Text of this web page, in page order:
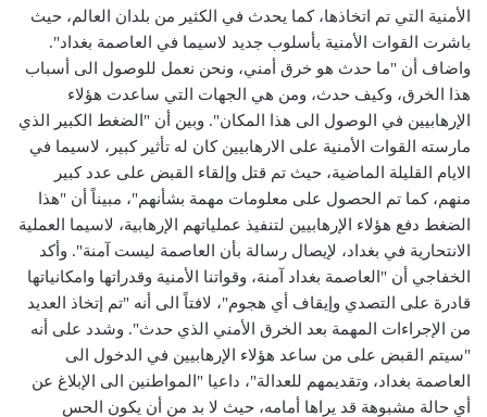
الأمنية التي تم اتخاذها، كما يحدث في الكثير من بلدان العالم، حيث
باشرت القوات الأمنية بأسلوب جديد لاسيما في العاصمة بغداد".
واضاف أن "ما حدث هو خرق أمني، ونحن نعمل للوصول الى أسباب
هذا الخرق، وكيف حدث، ومن هي الجهات التي ساعدت هؤلاء
الإرهابيين في الوصول الى هذا المكان". وبين أن "الضغط الكبير الذي
مارسته القوات الأمنية على الارهابيين كان له تأثير كبير، لاسيما في
الايام القليلة الماضية، حيث تم قتل وإلقاء القبض على عدد كبير
منهم، كما تم الحصول على معلومات مهمة بشأنهم"، مبيناً أن "هذا
الضغط دفع هؤلاء الإرهابيين لتنفيذ عملياتهم الإرهابية، لاسيما العملية
الانتحارية في بغداد، لإيصال رسالة بأن العاصمة ليست آمنة". وأكد
الخفاجي أن "العاصمة بغداد آمنة، وقواتنا الأمنية وقدراتها وامكانياتها
قادرة على التصدي وإيقاف أي هجوم"، لافتاً الى أنه "تم إتخاذ العديد
من الإجراءات المهمة بعد الخرق الأمني الذي حدث". وشدد على أنه
"سيتم القبض على من ساعد هؤلاء الإرهابيين في الدخول الى
العاصمة بغداد، وتقديمهم للعدالة"، داعيا "المواطنين الى الإبلاغ عن
أي حالة مشبوهة قد يراها أمامه، حيث لا بد من أن يكون الحس